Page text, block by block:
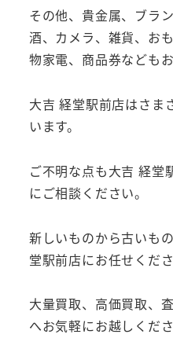
その他、貴金属、ブラ
酒、カメラ、雑貨、お
物家電、商品券なども
大吉 経堂駅前店はさま
います。
ご不明な点も大吉 経堂
にご相談ください。
新しいものから古いも
堂駅前店にお任せくださ
大量買取、高価買取、
へお気軽にお越しくださ